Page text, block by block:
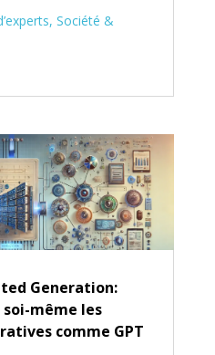
, Société &
Generation:
même les
comme GPT